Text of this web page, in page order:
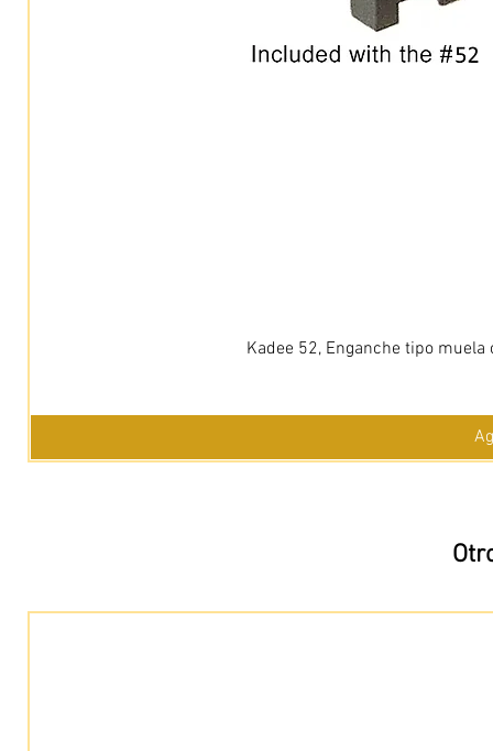
Kadee 52, Enganche tipo